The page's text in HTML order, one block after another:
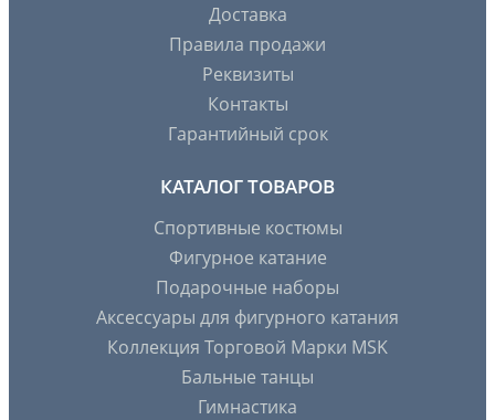
Доставка
Правила продажи
Реквизиты
Контакты
Гарантийный срок
КАТАЛОГ ТОВАРОВ
Спортивные костюмы
Фигурное катание
Подарочные наборы
Аксессуары для фигурного катания
Коллекция Торговой Марки MSK
Бальные танцы
Гимнастика